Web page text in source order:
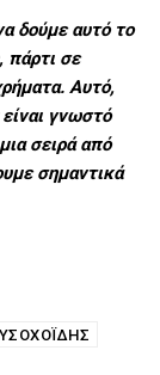
δούμε αυτό το
πάρτι σε
Αυτό,
γνωστό
σειρά από
σημαντικά